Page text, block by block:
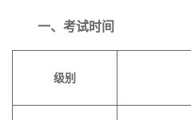
一、考试时间
级别